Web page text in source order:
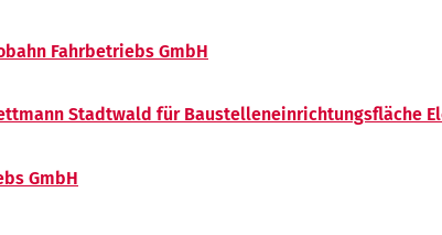
Fahrbetriebs GmbH
Stadtwald für Baustelleneinrichtungsfläche
GmbH